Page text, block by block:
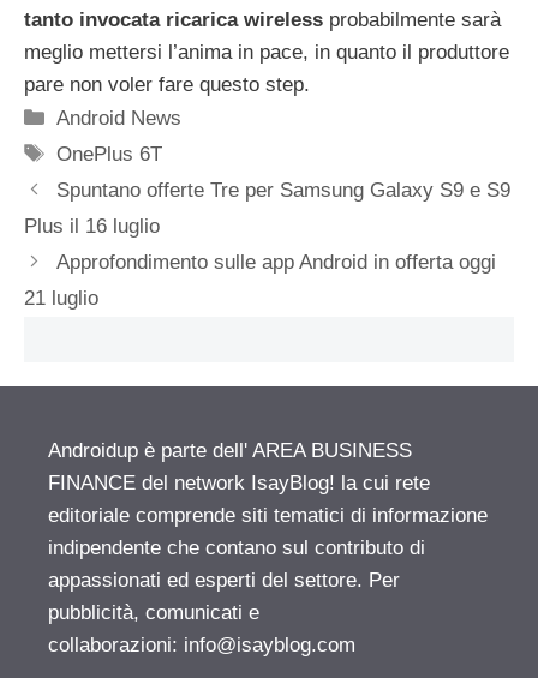
tanto invocata ricarica wireless probabilmente sarà
meglio mettersi l’anima in pace, in quanto il produttore
pare non voler fare questo step.
Categorie
Android News
Tag
OnePlus 6T
Spuntano offerte Tre per Samsung Galaxy S9 e S9
Plus il 16 luglio
Approfondimento sulle app Android in offerta oggi
21 luglio
Androidup è parte dell' AREA BUSINESS
FINANCE del network IsayBlog! la cui rete
editoriale comprende siti tematici di informazione
indipendente che contano sul contributo di
appassionati ed esperti del settore. Per
pubblicità, comunicati e
collaborazioni: info@isayblog.com